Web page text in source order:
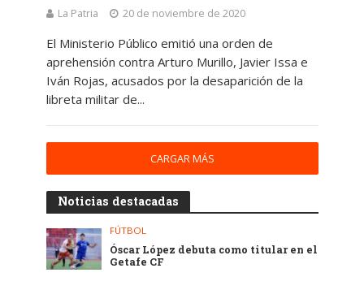
La Patria 20 de noviembre de 2020
El Ministerio Público emitió una orden de
aprehensión contra Arturo Murillo, Javier Issa e
Iván Rojas, acusados por la desaparición de la
libreta militar de...
CARGAR MÁS
Noticias destacadas
FÚTBOL
Óscar López debuta como titular en el
Getafe CF